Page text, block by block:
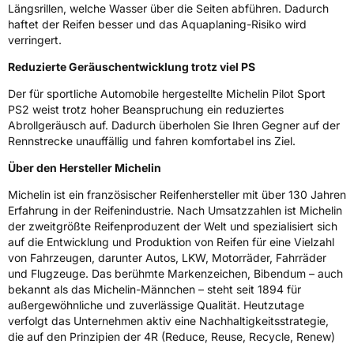
Rollgeräusch (Klasse)B
Rollgeräusch (dB)74
Fahrzeugklasse C1
3PMSF / Schneeflockensymbol / Alpine-SymbolNein
EisgripNein
EPREL ID408435
Allgemeine Produktsicherheit (GPSR)
HerstellerkontaktMANUFACTURE FRANCAISE DES
PNEUMATIQUES MICHELIN, place des
Carmes-Déchaux 23 63000 Clermont-
Ferrand Frankreich, contact@tc.michelin.eu
Längsrillen, welche Wasser über die Seiten abführen. Dadurch
haftet der Reifen besser und das Aquaplaning-Risiko wird
verringert.
Reduzierte Geräuschentwicklung trotz viel PS
Der für sportliche Automobile hergestellte Michelin Pilot Sport
PS2 weist trotz hoher Beanspruchung ein reduziertes
Abrollgeräusch auf. Dadurch überholen Sie Ihren Gegner auf der
Rennstrecke unauffällig und fahren komfortabel ins Ziel.
Über den Hersteller Michelin
Michelin ist ein französischer Reifenhersteller mit über 130 Jahren
Erfahrung in der Reifenindustrie. Nach Umsatzzahlen ist Michelin
der zweitgrößte Reifenproduzent der Welt und spezialisiert sich
auf die Entwicklung und Produktion von Reifen für eine Vielzahl
von Fahrzeugen, darunter Autos, LKW, Motorräder, Fahrräder
und Flugzeuge. Das berühmte Markenzeichen, Bibendum – auch
bekannt als das Michelin-Männchen – steht seit 1894 für
außergewöhnliche und zuverlässige Qualität. Heutzutage
verfolgt das Unternehmen aktiv eine Nachhaltigkeitsstrategie,
die auf den Prinzipien der 4R (Reduce, Reuse, Recycle, Renew)